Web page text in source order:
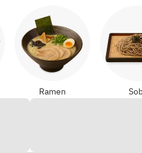
Ramen